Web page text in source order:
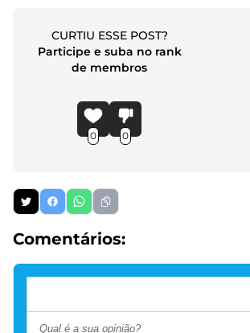
CURTIU ESSE POST?
Participe e suba no rank
de membros
0 0
Comentários: